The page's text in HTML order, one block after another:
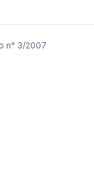
n° 3/2007